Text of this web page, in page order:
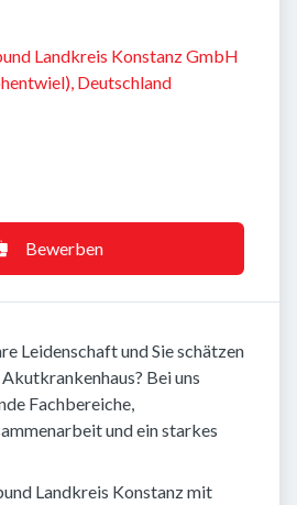
Landkreis Konstanz GmbH
Deutschland
Bewerben
Leidenschaft und Sie schätzen
Bei uns
Fachbereiche,
und ein starkes
Landkreis Konstanz mit